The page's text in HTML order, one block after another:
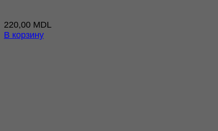
220,00 MDL
В корзину